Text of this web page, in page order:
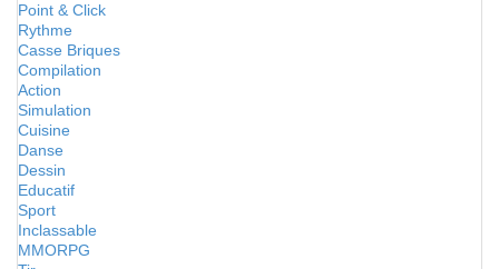
Point & Click
Rythme
Casse Briques
Compilation
Action
Simulation
Cuisine
Danse
Dessin
Educatif
Sport
Inclassable
MMORPG